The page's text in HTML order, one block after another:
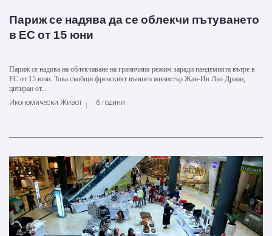
Париж се надява да се облекчи пътуването
в ЕС от 15 юни
Париж се надява на облекчаване на граничния режим заради пандемията вътре в
ЕС от 15 юни. Това съобщи френският външен министър Жан-Ив Льо Дриан,
цитиран от...
Икономически Живот
6 години